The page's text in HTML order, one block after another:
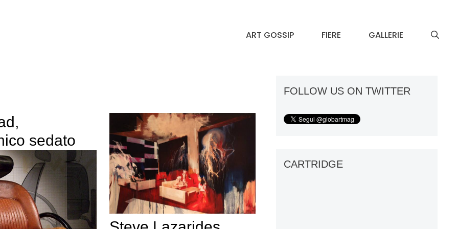
ART GOSSIP FIERE GALLERIE
sedato
FOLLOW US ON TWITTER
CARTRIDGE